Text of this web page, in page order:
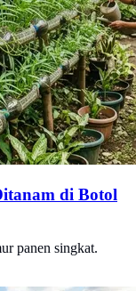
di Botol
panen singkat.